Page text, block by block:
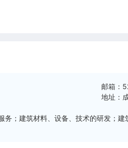
邮箱：
地址：
；建筑材料、设备、技术的研发；